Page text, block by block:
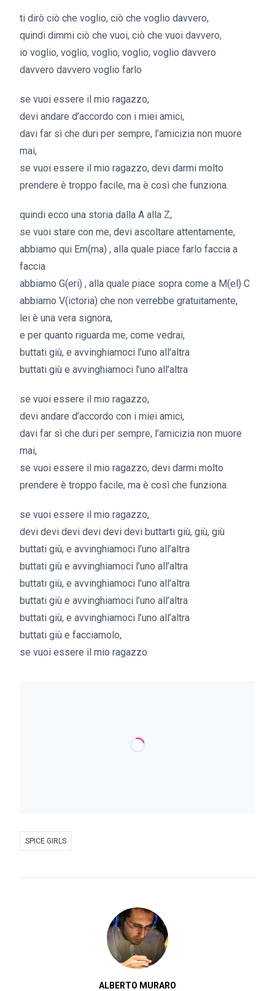
ti dirò ciò che voglio, ciò che voglio davvero,
quindi dimmi ciò che vuoi, ciò che vuoi davvero,
io voglio, voglio, voglio, voglio, voglio davvero
davvero davvero voglio farlo
se vuoi essere il mio ragazzo,
devi andare d’accordo con i miei amici,
davi far sì che duri per sempre, l’amicizia non muore
mai,
se vuoi essere il mio ragazzo, devi darmi molto
prendere è troppo facile, ma è così che funziona.
quindi ecco una storia dalla A alla Z,
se vuoi stare con me, devi ascoltare attentamente,
abbiamo qui Em(ma) , alla quale piace farlo faccia a
faccia
abbiamo G(eri) , alla quale piace sopra come a M(el) C
abbiamo V(ictoria) che non verrebbe gratuitamente,
lei è una vera signora,
e per quanto riguarda me, come vedrai,
buttati giù, e avvinghiamoci l’uno all’altra
buttati giù e avvinghiamoci l’uno all’altra
se vuoi essere il mio ragazzo,
devi andare d’accordo con i miei amici,
davi far sì che duri per sempre, l’amicizia non muore
mai,
se vuoi essere il mio ragazzo, devi darmi molto
prendere è troppo facile, ma è così che funziona.
se vuoi essere il mio ragazzo,
devi devi devi devi devi devi buttarti giù, giù, giù
buttati giù, e avvinghiamoci l’uno all’altra
buttati giù e avvinghiamoci l’uno all’altra
buttati giù, e avvinghiamoci l’uno all’altra
buttati giù e avvinghiamoci l’uno all’altra
buttati giù, e avvinghiamoci l’uno all’altra
buttati giù e facciamolo,
se vuoi essere il mio ragazzo
SPICE GIRLS
ALBERTO MURARO